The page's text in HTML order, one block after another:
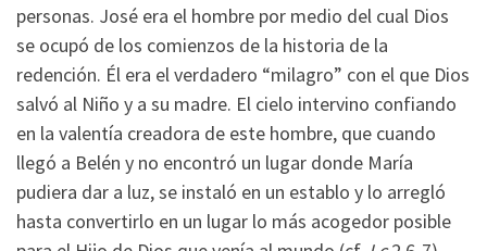
personas. José era el hombre por medio del cual Dios
se ocupó de los comienzos de la historia de la
redención. Él era el verdadero “milagro” con el que Dios
salvó al Niño y a su madre. El cielo intervino confiando
en la valentía creadora de este hombre, que cuando
llegó a Belén y no encontró un lugar donde María
pudiera dar a luz, se instaló en un establo y lo arregló
hasta convertirlo en un lugar lo más acogedor posible